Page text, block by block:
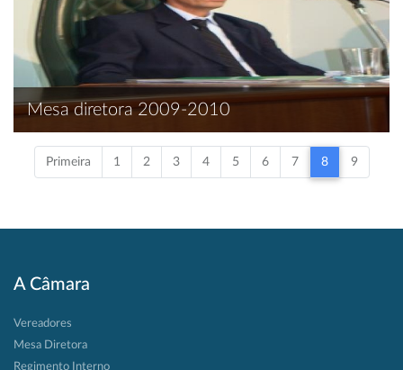
Mesa diretora 2009-2010
Primeira 1 2 3 4 5 6 7 8 9
A Câmara
Vereadores
Mesa Diretora
Regimento Interno